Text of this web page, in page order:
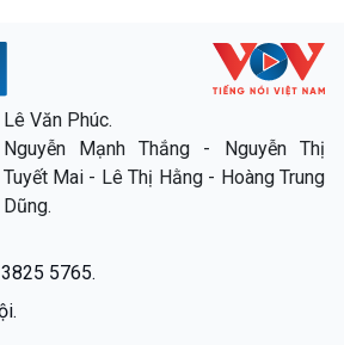
Lê Văn Phúc.
Nguyễn Mạnh Thắng - Nguyễn Thị
Tuyết Mai - Lê Thị Hằng - Hoàng Trung
Dũng.
5765.